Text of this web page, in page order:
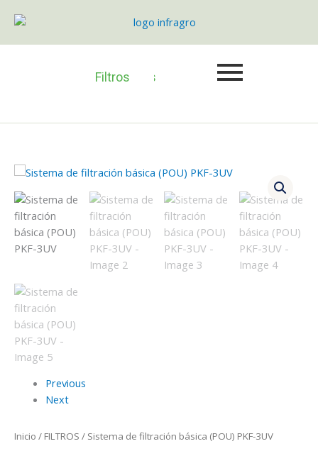
Cercas
Semillas
Motobombas
Filtros
Previous
Next
Inicio / FILTROS / Sistema de filtración básica (POU) PKF-3UV
Sistema
de
filtración
básica
(POU)
PKF-
cantidad
básica
(POU)
PKF-